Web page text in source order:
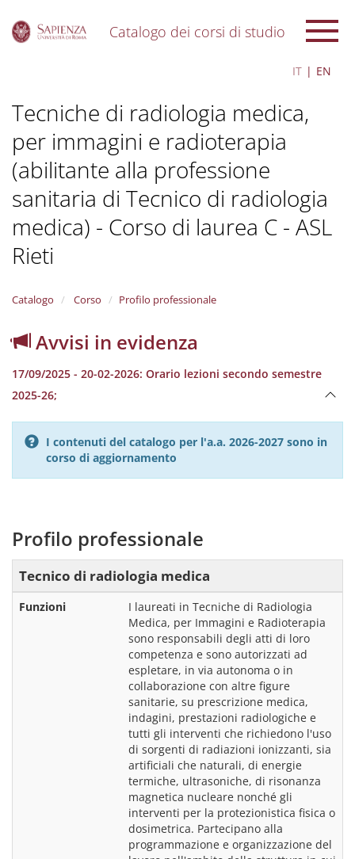
Catalogo dei corsi di studio
IT EN
Tecniche di radiologia medica,
per immagini e radioterapia
(abilitante alla professione
sanitaria di Tecnico di radiologia
medica) - Corso di laurea C - ASL
Rieti
Catalogo Corso Profilo professionale
Avvisi in evidenza
17/09/2025 - 20-02-2026: Orario lezioni secondo semestre
2025-26;
I contenuti del catalogo per l'a.a. 2026-2027 sono in
corso di aggiornamento
Profilo professionale
Tecnico di radiologia medica
Funzioni
I laureati in Tecniche di Radiologia
Medica, per Immagini e Radioterapia
sono responsabili degli atti di loro
competenza e sono autorizzati ad
espletare, in via autonoma o in
collaborazione con altre figure
sanitarie, su prescrizione medica,
indagini, prestazioni radiologiche e
tutti gli interventi che richiedono l'uso
di sorgenti di radiazioni ionizzanti, sia
artificiali che naturali, di energie
termiche, ultrasoniche, di risonanza
magnetica nucleare nonché gli
interventi per la protezionistica fisica o
dosimetrica. Partecipano alla
programmazione e organizzazione del